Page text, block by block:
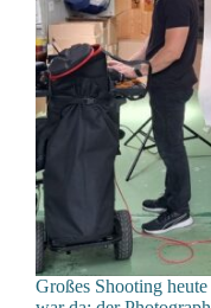
Großes Shooting